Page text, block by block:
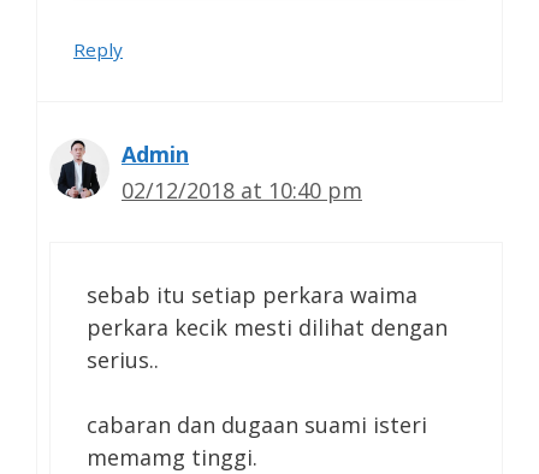
Reply
Admin
02/12/2018 at 10:40 pm
sebab itu setiap perkara waima
perkara kecik mesti dilihat dengan
serius..
cabaran dan dugaan suami isteri
memamg tinggi.